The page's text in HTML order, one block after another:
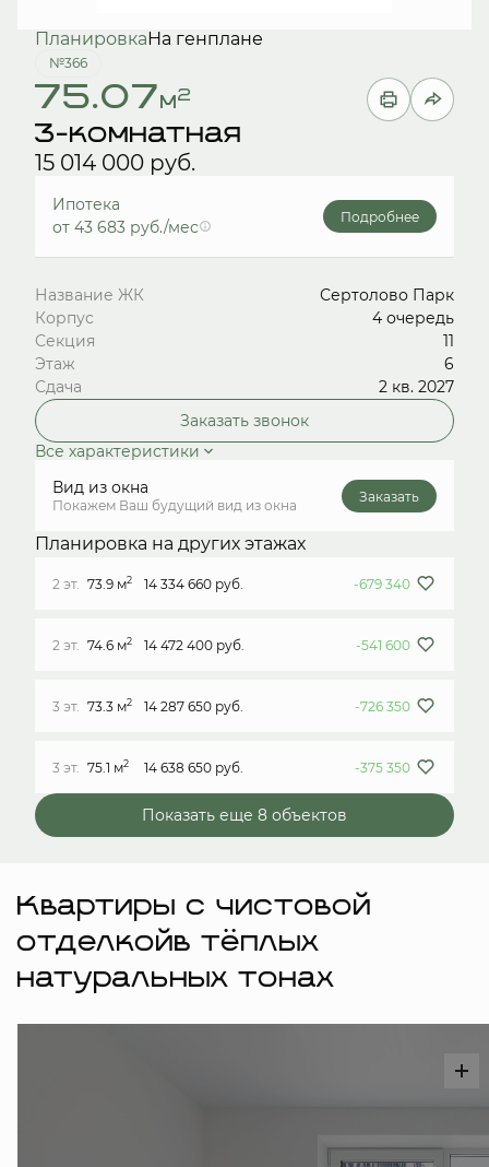
ПланировкаНа генплане
№366
75.07м2
3-комнатная
15 014 000 руб.
Ипотека
от 43 683 руб./мес
Подробнее
Название ЖК
Сертолово Парк
Корпус
4 очередь
Секция
11
Этаж
6
Сдача
2 кв. 2027
Заказать звонок
Все характеристики
Вид из окна
Покажем Ваш будущий вид из окна
Заказать
Планировка на других этажах
2 эт. 73.9 м2 14 334 660 руб. -679 340
2 эт. 74.6 м2 14 472 400 руб. -541 600
3 эт. 73.3 м2 14 287 650 руб. -726 350
3 эт. 75.1 м2 14 638 650 руб. -375 350
Показать еще 8 объектов
Квартиры с чистовой
отделкойв тёплых
натуральных тонах